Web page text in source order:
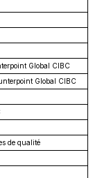
Global CIBC
Global CIBC
de qualité